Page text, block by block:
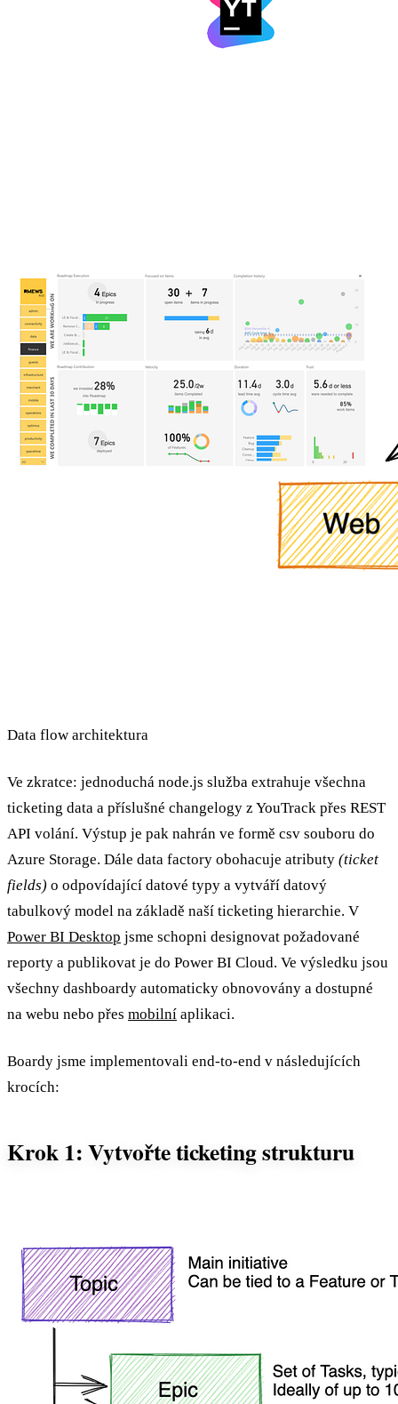
Data flow architektura
Ve zkratce: jednoduchá node.js služba extrahuje všechna
ticketing data a příslušné changelogy z YouTrack přes REST
API volání. Výstup je pak nahrán ve formě csv souboru do
Azure Storage. Dále data factory obohacuje atributy (ticket
fields) o odpovídající datové typy a vytváří datový
tabulkový model na základě naší ticketing hierarchie. V
Power BI Desktop jsme schopni designovat požadované
reporty a publikovat je do Power BI Cloud. Ve výsledku jsou
všechny dashboardy automaticky obnovovány a dostupné
na webu nebo přes mobilní aplikaci.
Boardy jsme implementovali end-to-end v následujících
krocích:
Krok 1: Vytvořte ticketing strukturu